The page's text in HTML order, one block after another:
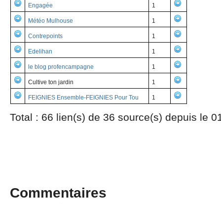
Engagée 1
Météo Mulhouse 1
Contrepoints 1
Edelihan 1
le blog profencampagne 1
Cultive ton jardin 1
FEIGNIES Ensemble-FEIGNIES Pour Tou 1
Total : 66 lien(s) de 36 source(s) depuis le
Commentaires